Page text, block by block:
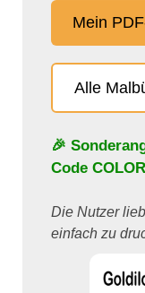
Mein
Alle
🎉
Code
Die Nutzer
einfach zu